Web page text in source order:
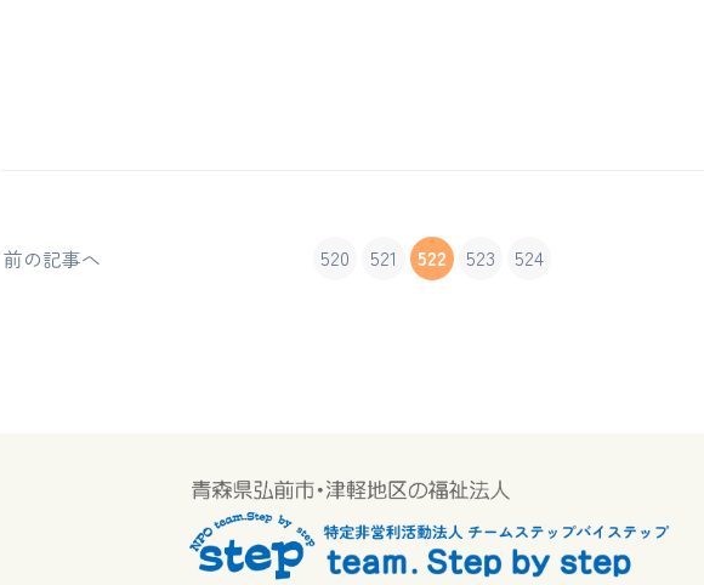
前の記事へ 520 521 522 523 524